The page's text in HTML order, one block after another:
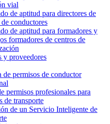
vial
de aptitud para directores de
de conductores
de aptitud para formadores y
formadores de centros de
y proveedores
de permisos de conductor
permisos profesionales para
de transporte
de un Servicio Inteligente de